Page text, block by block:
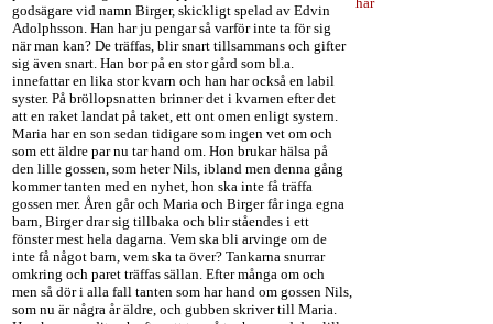
godsägare vid namn Birger, skickligt spelad av Edvin
Adolphsson. Han har ju pengar så varför inte ta för sig
när man kan? De träffas, blir snart tillsammans och gifter
sig även snart. Han bor på en stor gård som bl.a.
innefattar en lika stor kvarn och han har också en labil
syster. På bröllopsnatten brinner det i kvarnen efter det
att en raket landat på taket, ett ont omen enligt systern.
Maria har en son sedan tidigare som ingen vet om och
som ett äldre par nu tar hand om. Hon brukar hälsa på
den lille gossen, som heter Nils, ibland men denna gång
kommer tanten med en nyhet, hon ska inte få träffa
gossen mer. Åren går och Maria och Birger får inga egna
barn, Birger drar sig tillbaka och blir ståendes i ett
fönster mest hela dagarna. Vem ska bli arvinge om de
inte få något barn, vem ska ta över? Tankarna snurrar
omkring och paret träffas sällan. Efter många om och
men så dör i alla fall tanten som har hand om gossen Nils,
som nu är några år äldre, och gubben skriver till Maria.